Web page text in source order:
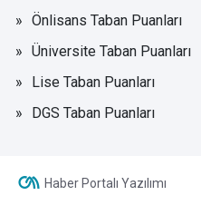
Önlisans Taban Puanları
Üniversite Taban Puanları
Lise Taban Puanları
DGS Taban Puanları
Haber Portalı Yazılımı